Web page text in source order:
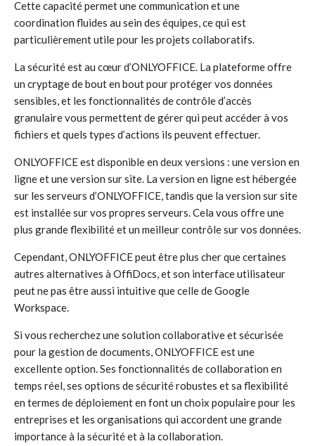
Cette capacité permet une communication et une
coordination fluides au sein des équipes, ce qui est
particulièrement utile pour les projets collaboratifs.
La sécurité est au cœur d’ONLYOFFICE. La plateforme offre
un cryptage de bout en bout pour protéger vos données
sensibles, et les fonctionnalités de contrôle d’accès
granulaire vous permettent de gérer qui peut accéder à vos
fichiers et quels types d’actions ils peuvent effectuer.
ONLYOFFICE est disponible en deux versions : une version en
ligne et une version sur site. La version en ligne est hébergée
sur les serveurs d’ONLYOFFICE, tandis que la version sur site
est installée sur vos propres serveurs. Cela vous offre une
plus grande flexibilité et un meilleur contrôle sur vos données.
Cependant, ONLYOFFICE peut être plus cher que certaines
autres alternatives à OffiDocs, et son interface utilisateur
peut ne pas être aussi intuitive que celle de Google
Workspace.
Si vous recherchez une solution collaborative et sécurisée
pour la gestion de documents, ONLYOFFICE est une
excellente option. Ses fonctionnalités de collaboration en
temps réel, ses options de sécurité robustes et sa flexibilité
en termes de déploiement en font un choix populaire pour les
entreprises et les organisations qui accordent une grande
importance à la sécurité et à la collaboration.